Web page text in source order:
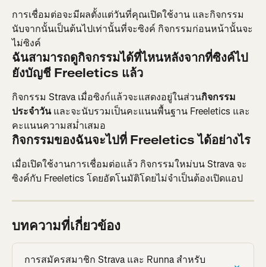
การเชื่อมต่อจะมีผลตั้งแต่วันที่คุณเปิดใช้งาน และกิจกรรม
นับจากนั้นเป็นต้นไปเท่านั้นที่จะซิงค์ กิจกรรมก่อนหน้านั้นจะ
ไม่ซิงค์
ฉันสามารถดูกิจกรรมได้ที่ไหนหลังจากที่ซิงค์ไป
ยังบัญชี Freeletics แล้ว
กิจกรรม Strava เมื่อซิงก์แล้วจะแสดงอยู่ในส่วนกิจกรรม
ประจำวัน และจะนับรวมเป็นคะแนนพื้นฐาน Freeletics และ
คะแนนความสม่ำเสมอ
กิจกรรมของฉันจะไปที่ Freeletics ได้อย่างไร
เมื่อเปิดใช้งานการเชื่อมต่อแล้ว กิจกรรมใหม่บน Strava จะ
ซิงค์กับ Freeletics โดยอัตโนมัติโดยไม่จำเป็นต้องเปิดแอป
บทความที่เกี่ยวข้อง
การสมัครสมาชิก Strava และ Runna สำหรับ